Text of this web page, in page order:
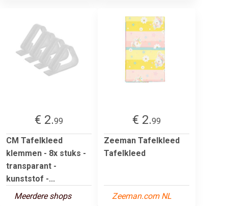
€ 2.99
CM Tafelkleed
klemmen - 8x stuks -
transparant -
kunststof -...
Meerdere shops
€ 2.99
Zeeman Tafelkleed
Tafelkleed
Zeeman.com NL